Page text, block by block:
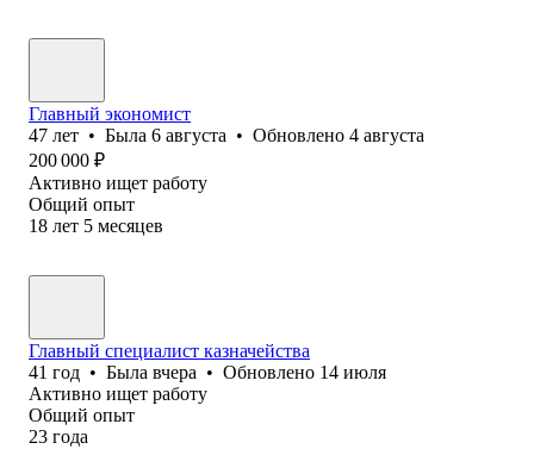
Главный экономист
47 лет • Была 6 августа • Обновлено 4 августа
200 000 ₽
Активно ищет работу
Общий опыт
18 лет 5 месяцев
Главный специалист казначейства
41 год • Была вчера • Обновлено 14 июля
Активно ищет работу
Общий опыт
23 года